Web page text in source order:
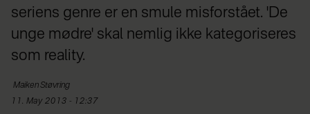
seriens genre er en smule misforstået. 'De
unge mødre' skal nemlig ikke kategoriseres
som reality.
MaikenStøvring
11. May 2013 - 12:37